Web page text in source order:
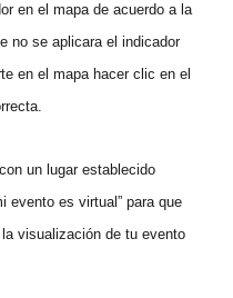
en el mapa de acuerdo a la
no se aplicara el indicador
en el mapa hacer clic en el
un lugar establecido
evento es virtual” para que
visualización de tu evento